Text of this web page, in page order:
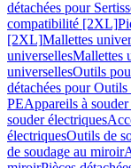
détachées pour
compatibilité [2XL]
[2XL]Mallettes
universellesMallettes
universellesOutils
détachées pour
PEAppareils à
souder électriques
électriquesOutils de
de soudage au miroir